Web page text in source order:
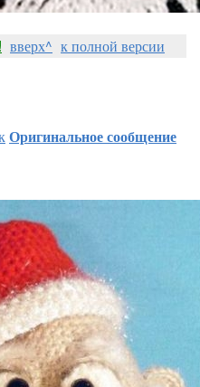
вверх^ к полной версии
Оригинальное сообщение